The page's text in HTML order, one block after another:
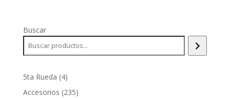
Buscar
5ta Rueda 44
productos
Accesorios 235235